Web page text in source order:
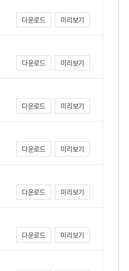
다운로드 미리보기
다운로드 미리보기
다운로드 미리보기
다운로드 미리보기
다운로드 미리보기
다운로드 미리보기